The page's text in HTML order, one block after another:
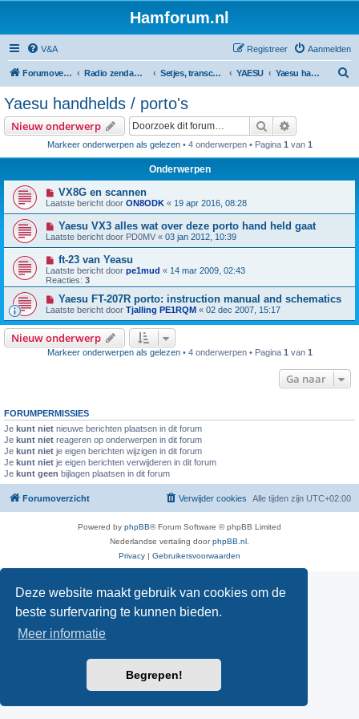
Deze website maakt gebruik van cookies om de
beste surfervaring te kunnen bieden.
Meer informatie
Begrepen!
Hamforum.nl
V&A Aanmelden
Registreer
Forumoverzicht Radio zendamateur, luisteramateur en elektronica zelfbouw Setjes, transceivers, portofoons, ontvangers, mods, tips, etc YAESU Yaesu handhelds / porto's
Yaesu handhelds / porto's
Nieuw onderwerp Zoek
Markeer onderwerpen als gelezen• 4 onderwerpen • Pagina 1 van 1
Onderwerpen
VX8G en scannen
Laatste bericht door ON8ODK « 19 apr 2016, 08:28
Yaesu VX3 alles wat over deze porto hand held gaat
Laatste bericht door PD0MV « 03 jan 2012, 10:39
ft-23 van Yeasu
Laatste bericht door pe1mud « 14 mar 2009, 02:43
Reacties: 3
Yaesu FT-207R porto: instruction manual and schematics
Laatste bericht door Tjalling PE1RQM « 02 dec 2007, 15:17
Nieuw onderwerp
Markeer onderwerpen als gelezen• 4 onderwerpen • Pagina 1 van 1
Ga naar
FORUMPERMISSIES
Je kunt niet nieuwe berichten plaatsen in dit forum
Je kunt niet reageren op onderwerpen in dit forum
Je kunt niet je eigen berichten wijzigen in dit forum
Je kunt niet je eigen berichten verwijderen in dit forum
Je kunt geen bijlagen plaatsen in dit forum
Forumoverzicht Alle tijden zijn UTC+02:00
Verwijder cookies
Powered by phpBB® Forum Software © phpBB Limited
Nederlandse vertaling doorphpBB.nl
Privacy | Gebruikersvoorwaarden